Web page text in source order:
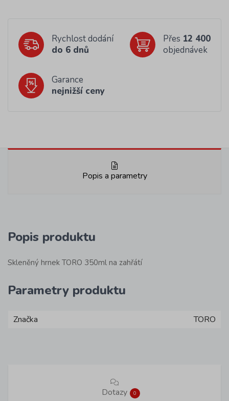
Rychlost dodání
do 6 dnů
Přes 12 400
objednávek
Garance
nejnižší ceny
Popis a parametry
Popis produktu
Skleněný hrnek TORO 350ml na zahřátí
Parametry produktu
Značka TORO
Dotazy 0